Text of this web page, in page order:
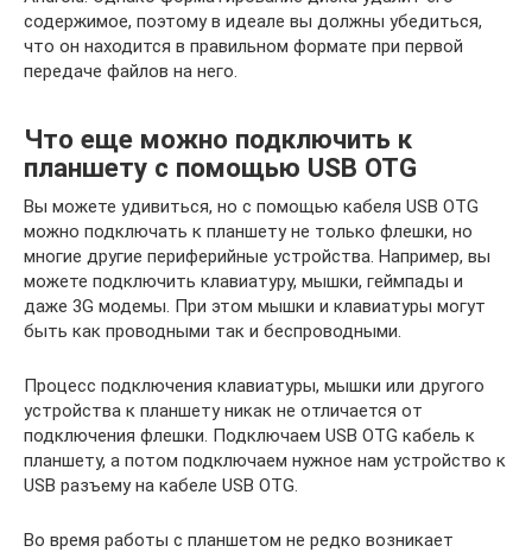
содержимое, поэтому в идеале вы должны убедиться,
что он находится в правильном формате при первой
передаче файлов на него.
Что еще можно подключить к
планшету с помощью USB OTG
Вы можете удивиться, но с помощью кабеля USB OTG
можно подключать к планшету не только флешки, но
многие другие периферийные устройства. Например, вы
можете подключить клавиатуру, мышки, геймпады и
даже 3G модемы. При этом мышки и клавиатуры могут
быть как проводными так и беспроводными.
Процесс подключения клавиатуры, мышки или другого
устройства к планшету никак не отличается от
подключения флешки. Подключаем USB OTG кабель к
планшету, а потом подключаем нужное нам устройство к
USB разъему на кабеле USB OTG.
Во время работы с планшетом не редко возникает